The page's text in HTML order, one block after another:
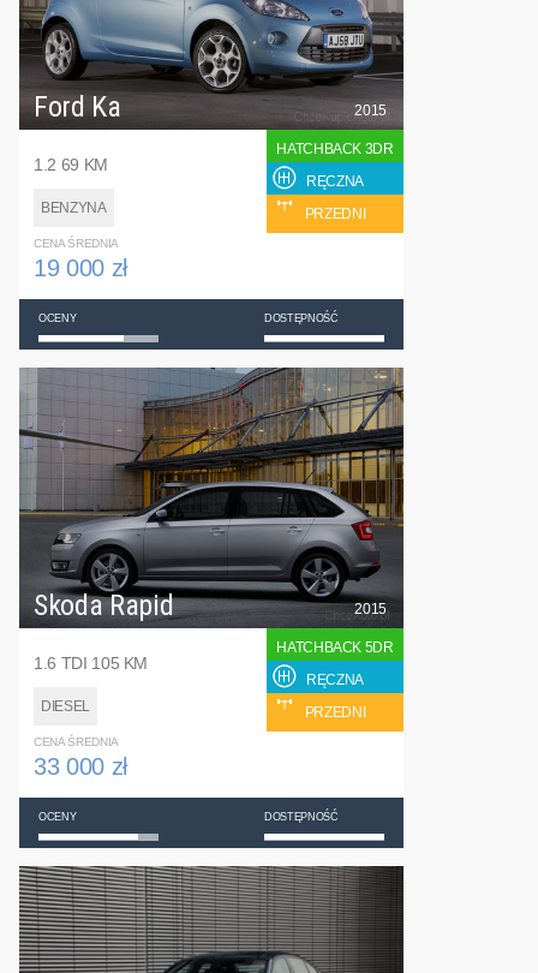
Ford Ka
1.2 69 KM
BENZYNA
2015
HATCHBACK 3DR
RĘCZNA
PRZEDNI
CENA ŚREDNIA
19 000 zł
OCENY DOSTĘPNOŚĆ
Skoda Rapid
1.6 TDI 105 KM
DIESEL
2015
HATCHBACK 5DR
RĘCZNA
PRZEDNI
CENA ŚREDNIA
33 000 zł
OCENY DOSTĘPNOŚĆ